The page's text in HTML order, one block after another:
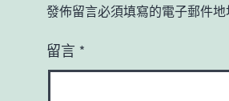
發佈留言必須填寫的電子郵件地
留言 *